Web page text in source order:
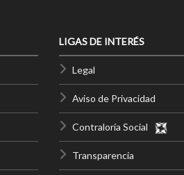
LIGAS DE INTERÉS
Legal
Aviso de Privacidad
Contraloría Social
Transparencia